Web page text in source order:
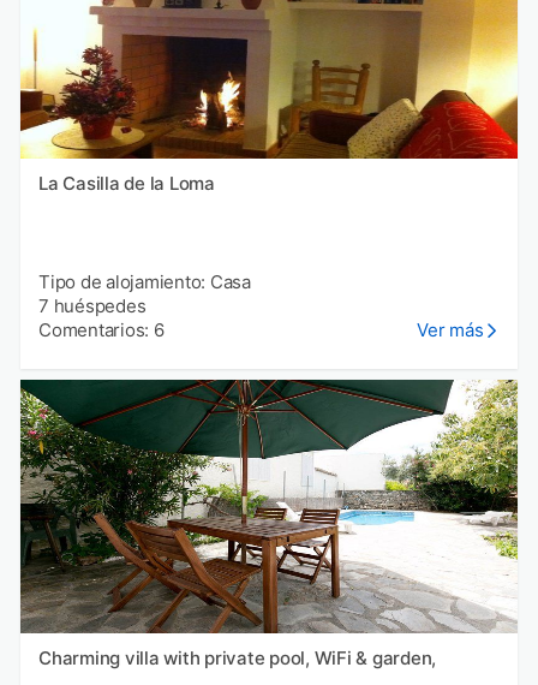
La Casilla de la Loma
Tipo de alojamiento: Casa
7 huéspedes
Comentarios: 6
Ver más
Charming villa with private pool, WiFi & garden,